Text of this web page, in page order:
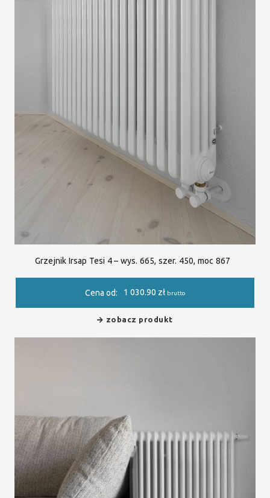
Grzejnik Irsap Tesi 4 – wys. 665, szer. 450, moc 867
Cena od: 1 030.90 zł brutto
zobacz produkt